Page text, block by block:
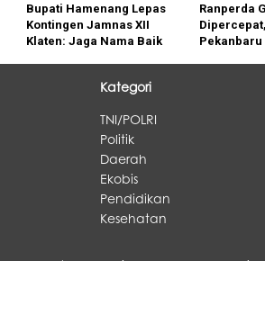
Bupati Hamenang Lepas
Kontingen Jamnas XII
Klaten: Jaga Nama Baik
Ranperda
Kategori
TNI/POLRI
Politik
Daerah
Ekobis
Pendidikan
Kesehatan
•Tentang Kami •Pedoman